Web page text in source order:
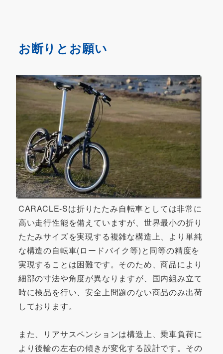
お断りとお願い
CARACLE-Sは折りたたみ自転車としては非常に
高い走行性能を備えていますが、世界最小の折り
たたみサイズを実現する複雑な構造上、より単純
な構造の自転車(ロードバイク等)と同等の精度を
実現することは困難です。そのため、商品により
細部の寸法や角度が異なりますが、国内組み立て
時に検品を行い、安全上問題のない商品のみ出荷
しております。
また、リアサスペンションは構造上、乗車負荷に
より後輪の左右の傾きが変化する設計です。その